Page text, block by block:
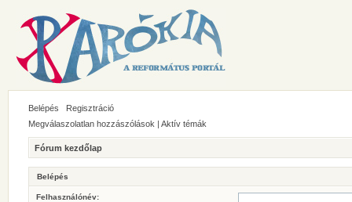
Belépés
Regisztráció
Megválaszolatlan hozzászólások | Aktív témák
Fórum kezdőlap
Belépés
Felhasználónév: